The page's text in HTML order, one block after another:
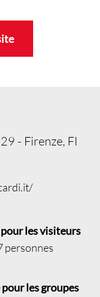
- Firenze, FI
les visiteurs
personnes
les groupes